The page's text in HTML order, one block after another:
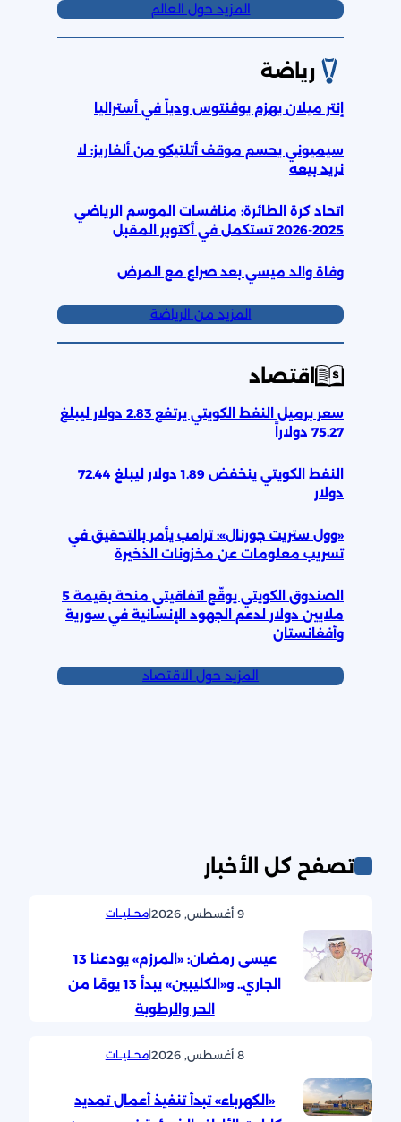
المزيد حول العالم
رياضة
إنتر ميلان يهزم يوڤنتوس ودياً في أستراليا
سيميوني يحسم موقف أتلتيكو من ألفاريز: لا
نريد بيعه
اتحاد كرة الطائرة: منافسات الموسم الرياضي
2025-2026 تستكمل في أكتوبر المقبل
وفاة والد ميسي بعد صراع مع المرض
المزيد من الرياضة
اقتصاد
سعر برميل النفط الكويتي يرتفع 2.83 دولار ليبلغ
75.27 دولاراً
النفط الكويتي ينخفض 1.89 دولار ليبلغ 72.44
دولار
«وول ستريت جورنال»: ترامب يأمر بالتحقيق في
تسريب معلومات عن مخزونات الذخيرة
الصندوق الكويتي يوقّع اتفاقيتي منحة بقيمة 5
ملايين دولار لدعم الجهود الإنسانية في سورية
وأفغانستان
المزيد حول الاقتصاد
تصفح كل الأخبار
9 أغسطس, 2026 |محــليــات
عيسى رمضان: «المرزم» يودعنا 13
الجاري.. و«الكليبين» يبدأ 13 يومًا من
الحر والرطوبة
8 أغسطس, 2026 |محــليــات
«الكهرباء» تبدأ تنفيذ أعمال تمديد